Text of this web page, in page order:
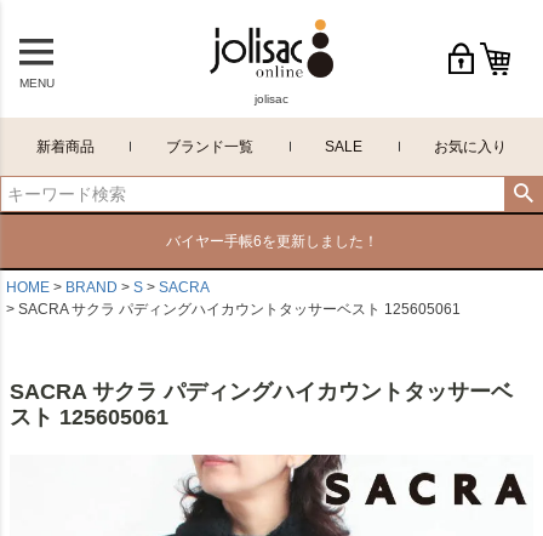
MENU
jolisac
新着商品 ブランド一覧 SALE お気に入り
バイヤー手帳6を更新しました！
HOME BRAND S
SACRA
SACRA サクラ パディングハイカウントタッサーベスト 125605061
SACRA サクラ パディングハイカウントタッサーベ
スト 125605061